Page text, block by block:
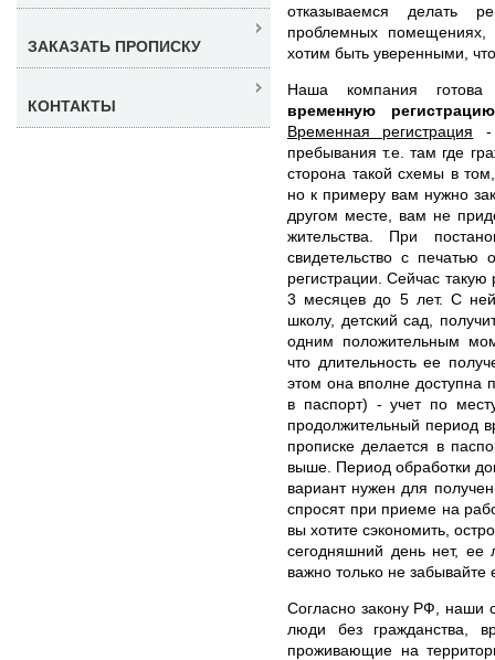
отказываемся делать
проблемных
хотим быть уверенными,
Наша компания
временную
Временная регистрация -
пребывания т.е. там где
сторона такой схемы в
но к примеру вам нужно
другом месте, вам не
жительства. При
свидетельство с
регистрации. Сейчас
3 месяцев до 5 лет. С
школу, детский сад,
одним положительным
что длительность ее
этом она вполне доступна
в паспорт) - учет по
продолжительный период
прописке делается в
выше. Период обработки
вариант нужен для
спросят при приеме на
вы хотите сэкономить,
сегодняшний день нет, ее
важно только не забывайте
Согласно закону РФ, наши
люди без гражданства,
проживающие на
ЗАКАЗАТЬ ПРОПИСКУ
КОНТАКТЫ